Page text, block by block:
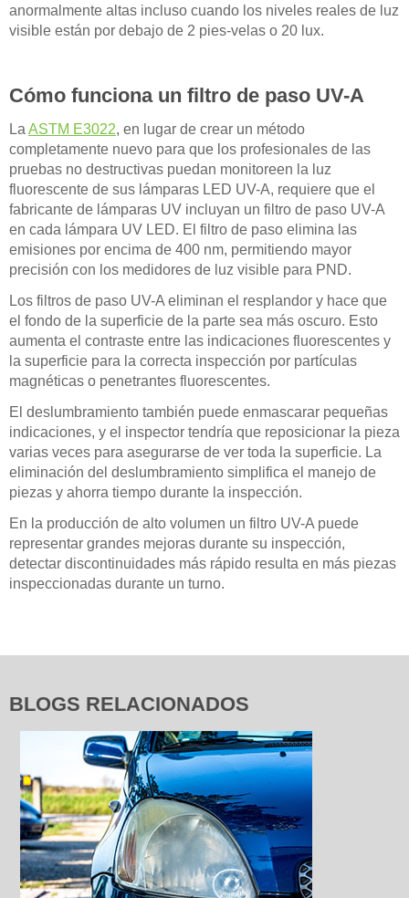
anormalmente altas incluso cuando los niveles reales de luz
visible están por debajo de 2 pies-velas o 20 lux.
Cómo funciona un filtro de paso UV-A
La ASTM E3022, en lugar de crear un método
completamente nuevo para que los profesionales de las
pruebas no destructivas puedan monitoreen la luz
fluorescente de sus lámparas LED UV-A, requiere que el
fabricante de lámparas UV incluyan un filtro de paso UV-A
en cada lámpara UV LED. El filtro de paso elimina las
emisiones por encima de 400 nm, permitiendo mayor
precisión con los medidores de luz visible para PND.
Los filtros de paso UV-A eliminan el resplandor y hace que
el fondo de la superficie de la parte sea más oscuro. Esto
aumenta el contraste entre las indicaciones fluorescentes y
la superficie para la correcta inspección por partículas
magnéticas o penetrantes fluorescentes.
El deslumbramiento también puede enmascarar pequeñas
indicaciones, y el inspector tendría que reposicionar la pieza
varias veces para asegurarse de ver toda la superficie. La
eliminación del deslumbramiento simplifica el manejo de
piezas y ahorra tiempo durante la inspección.
En la producción de alto volumen un filtro UV-A puede
representar grandes mejoras durante su inspección,
detectar discontinuidades más rápido resulta en más piezas
inspeccionadas durante un turno.
BLOGS RELACIONADOS